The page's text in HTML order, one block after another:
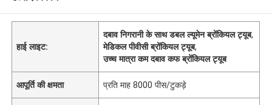
हाई लाइट:
दबाव निगरानी के साथ डबल ल्यूमेन ब्रोंकियल ट्यूब,
मेडिकल पीवीसी ब्रोंकियल ट्यूब,
उच्च मात्रा कम दबाव कफ ब्रोंकियल ट्यूब
आपूर्ति की क्षमता प्रति माह 8000 पीस/टुकड़े